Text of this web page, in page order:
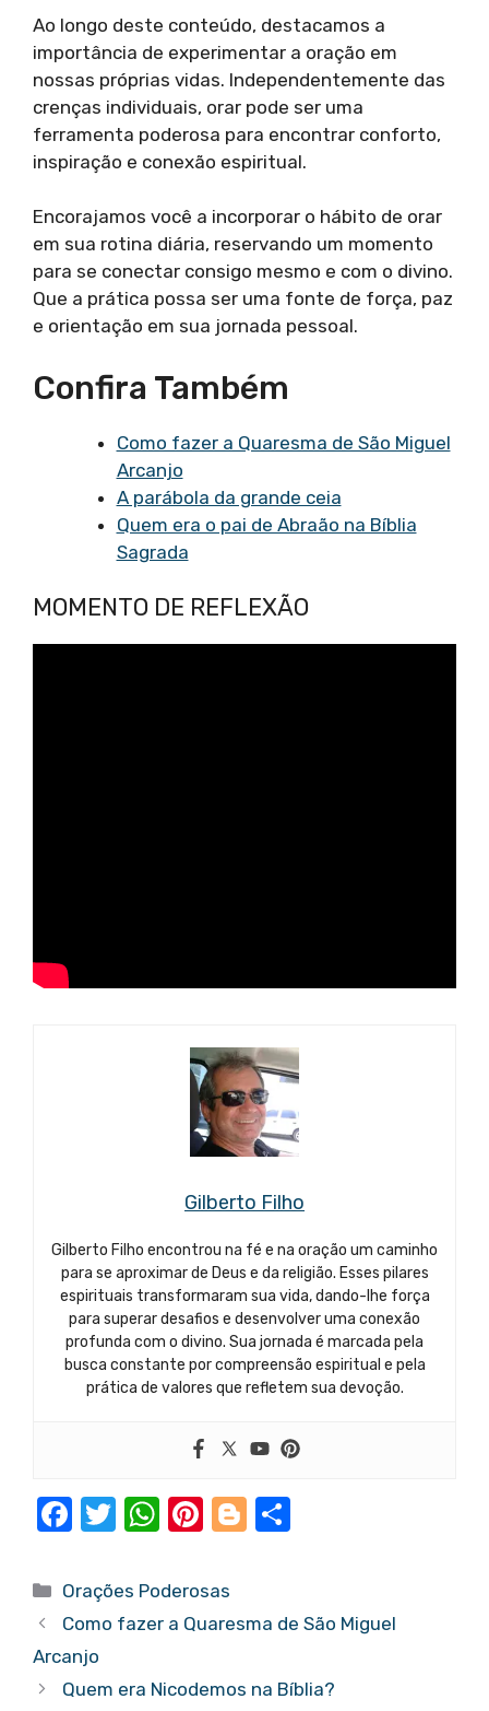
Ao longo deste conteúdo, destacamos a
importância de experimentar a oração em
nossas próprias vidas. Independentemente das
crenças individuais, orar pode ser uma
ferramenta poderosa para encontrar conforto,
inspiração e conexão espiritual.
Encorajamos você a incorporar o hábito de orar
em sua rotina diária, reservando um momento
para se conectar consigo mesmo e com o divino.
Que a prática possa ser uma fonte de força, paz
e orientação em sua jornada pessoal.
Confira Também
Como fazer a Quaresma de São Miguel
Arcanjo
A parábola da grande ceia
Quem era o pai de Abraão na Bíblia
Sagrada
MOMENTO DE REFLEXÃO
Gilberto Filho
Gilberto Filho encontrou na fé e na oração um caminho
para se aproximar de Deus e da religião. Esses pilares
espirituais transformaram sua vida, dando-lhe força
para superar desafios e desenvolver uma conexão
profunda com o divino. Sua jornada é marcada pela
busca constante por compreensão espiritual e pela
prática de valores que refletem sua devoção.
F
c
e
b
o
T
it
te
W
at
s
p
Pi
er
e
Bl
g e
Categorias
Orações Poderosas
Como fazer a Quaresma de São Miguel
Arcanjo
Quem era Nicodemos na Bíblia?